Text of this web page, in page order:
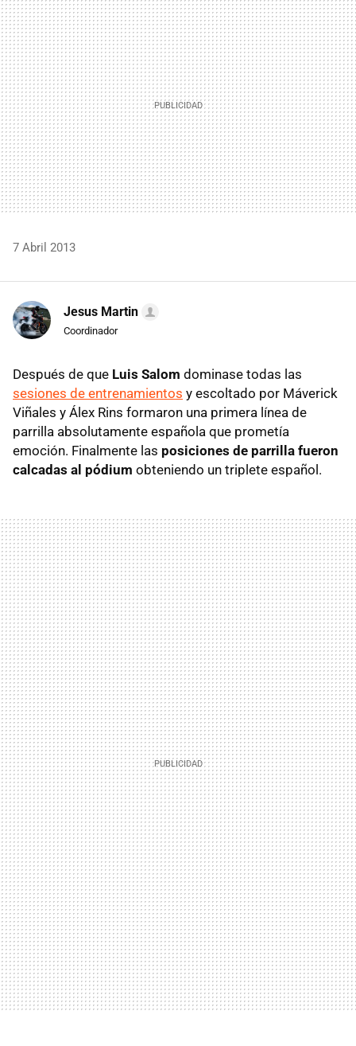
MAIL
7 Abril 2013
Jesus Martin
Coordinador
Después de que Luis Salom dominase todas las
sesiones de entrenamientos y escoltado por Máverick
Viñales y Álex Rins formaron una primera línea de
parrilla absolutamente española que prometía
emoción. Finalmente las posiciones de parrilla fueron
calcadas al pódium obteniendo un triplete español.